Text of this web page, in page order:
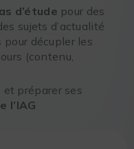
d’étude pour des
sujets d’actualité
décupler les
(contenu,
et préparer ses
l’IAG